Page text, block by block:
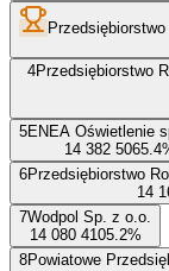
4Przedsiębiorstwo
5ENEA Oświetlenie
14 382 5065.4
6Przedsiębiorstwo
14
7Wodpol Sp. z o.o.
14 080 4105.2%
8Powiatowe